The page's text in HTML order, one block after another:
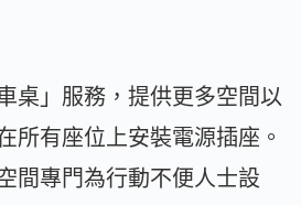
桌」服務，提供更多空間以
所有座位上安裝電源插座。
間專門為行動不便人士設